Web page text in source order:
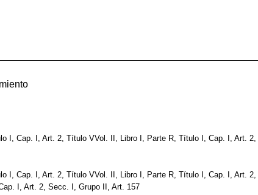
I, Cap. I, Art. 2, Título VVol. II, Libro I, Parte R, Título I, Cap. I, Art. 2,
I, Cap. I, Art. 2, Título VVol. II, Libro I, Parte R, Título I, Cap. I, Art. 2,
I, Art. 2, Secc. I, Grupo II, Art. 157